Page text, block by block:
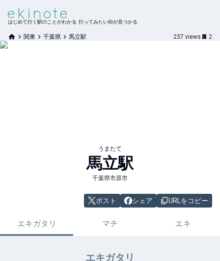
はじめて行く駅のことがわかる 行ってみたい街が見つかる
関東 千葉県 馬立駅 237 views 2
うまたて
馬立駅
千葉県市原市
ポスト シェア URLをコピー
エキガタリ マチ エキ
エキガタリ